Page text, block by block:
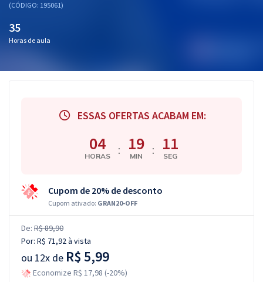
Atendimento
(CÓDIGO: 195061)
35
Horas de aula
ESSAS OFERTAS ACABAM EM:
04
HORAS : 19
MIN : 10
SEG
Cupom de 20% de desconto
Cupom ativado: GRAN20-OFF
De: R$ 89,90
Por: R$ 71,92à vista
ou 12x de R$ 5,99
Economize R$ 17,98 (-20%)